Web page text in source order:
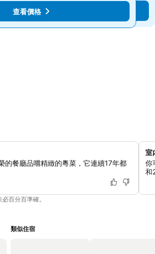
查看價格
查看價格
的餐廳品嚐精緻的粵菜，它連續17年都
室
你
和
百分百準確。
類似住宿